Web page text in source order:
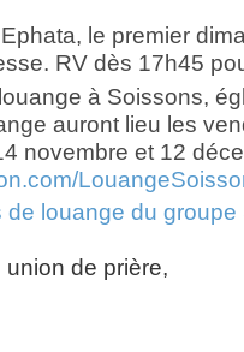
le premier
RV dès 17h45
à Soissons,
auront lieu les
novembre et 12
de louange du groupe
de prière,